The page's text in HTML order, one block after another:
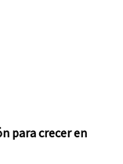
para crecer en